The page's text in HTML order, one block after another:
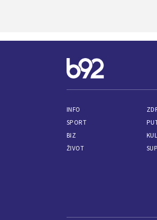
INFO
SPORT
BIZ
ŽIVOT